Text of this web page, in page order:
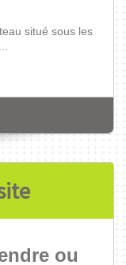
2023 - RT2012,
ou